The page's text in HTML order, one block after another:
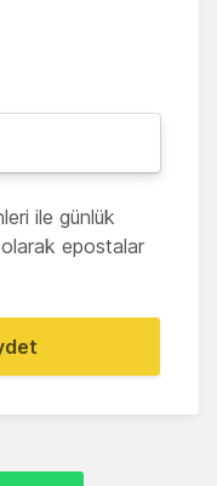
ile günlük
epostalar